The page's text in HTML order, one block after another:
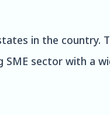
in the country.
sector with a